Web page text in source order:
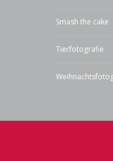
Smash the cake
Tierfotografie